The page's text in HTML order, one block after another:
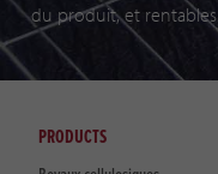
du produit, et rentables.
PRODUCTS